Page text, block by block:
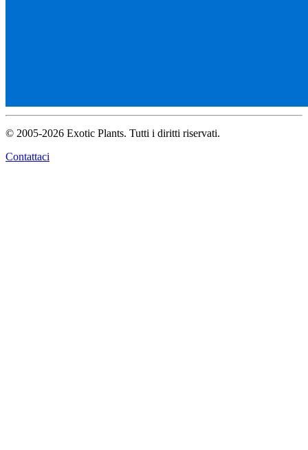
© 2005-2026 Exotic Plants. Tutti i diritti riservati.
Contattaci